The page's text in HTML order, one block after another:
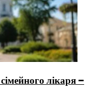
лікаря –